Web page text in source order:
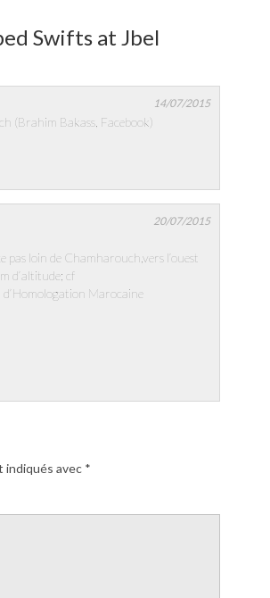
Swifts at Jbel
14/07/2015
(Brahim Bakass, Facebook)
20/07/2015
pas loin de Chamharouch,vers l’ouest
d’altitude; cf
d’Homologation Marocaine
indiqués avec *